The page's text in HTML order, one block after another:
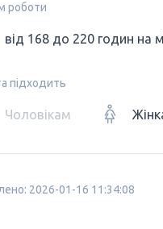
роботи
від 168 до 220 годин на
підходить
Чоловікам
2026-01-16 11:34:08